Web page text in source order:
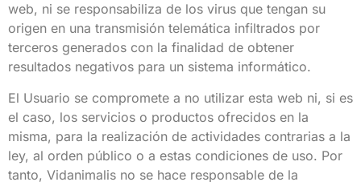
web, ni se responsabiliza de los virus que tengan su
origen en una transmisión telemática infiltrados por
terceros generados con la finalidad de obtener
resultados negativos para un sistema informático.
El Usuario se compromete a no utilizar esta web ni, si es
el caso, los servicios o productos ofrecidos en la
misma, para la realización de actividades contrarias a la
ley, al orden público o a estas condiciones de uso. Por
tanto, Vidanimalis no se hace responsable de la